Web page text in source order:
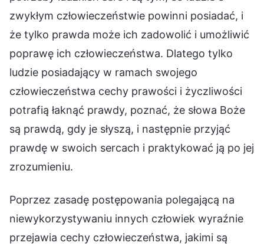
Poprzez zasadę postępowania polegającą na
niewykorzystywaniu innych człowiek wyraźnie
przejawia cechy człowieczeństwa, jakimi są